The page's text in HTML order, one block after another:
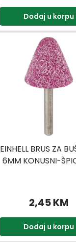
Dodaj u korpu
EINHELL BRUS ZA
6MM KONUSNI-
2,45 KM
Dodaj u korpu